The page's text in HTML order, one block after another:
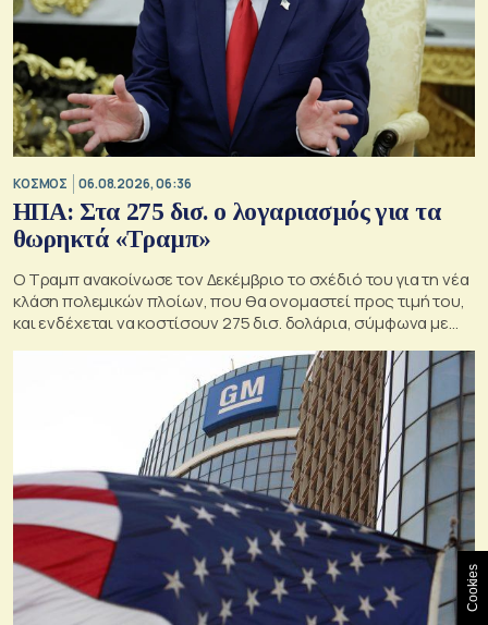
ΚΟΣΜΟΣ 06.08.2026, 06:36
ΗΠΑ: Στα 275 δισ. ο λογαριασμός για τα
θωρηκτά «Τραμπ»
Ο Τραμπ ανακοίνωσε τον Δεκέμβριο το σχέδιό του για τη νέα
κλάση πολεμικών πλοίων, που θα ονομαστεί προς τιμή του,
και ενδέχεται να κοστίσουν 275 δισ. δολάρια, σύμφωνα με
εκτιμήσεις του Κογκρέσου.
Cookies